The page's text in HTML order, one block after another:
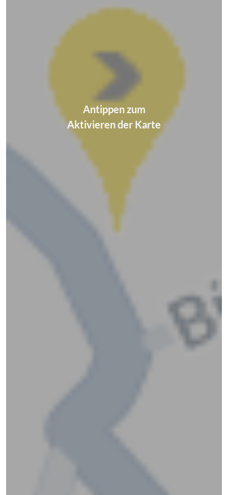
Antippen zum
Aktivieren der Karte